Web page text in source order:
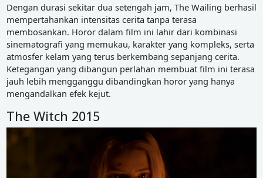
Dengan durasi sekitar dua setengah jam, The Wailing berhasil
mempertahankan intensitas cerita tanpa terasa
membosankan. Horor dalam film ini lahir dari kombinasi
sinematografi yang memukau, karakter yang kompleks, serta
atmosfer kelam yang terus berkembang sepanjang cerita.
Ketegangan yang dibangun perlahan membuat film ini terasa
jauh lebih mengganggu dibandingkan horor yang hanya
mengandalkan efek kejut.
The Witch 2015